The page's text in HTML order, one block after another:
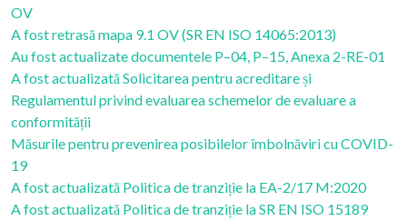
OV
A fost retrasă mapa 9.1 OV (SR EN ISO 14065:2013)
Au fost actualizate documentele P–04, P–15, Anexa 2-RE-01
A fost actualizată Solicitarea pentru acreditare și
Regulamentul privind evaluarea schemelor de evaluare a
conformității
Măsurile pentru prevenirea posibilelor îmbolnăviri cu COVID-
19
A fost actualizată Politica de tranziție la EA-2/17 M:2020
A fost actualizată Politica de tranziție la SR EN ISO 15189